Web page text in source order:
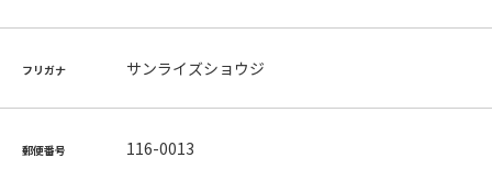
フリガナ サンライズショウジ
郵便番号 116-0013